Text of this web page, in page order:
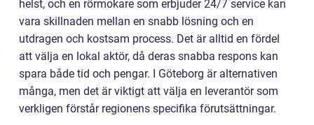
helst, och en rörmokare som erbjuder 24/7 service kan
vara skillnaden mellan en snabb lösning och en
utdragen och kostsam process. Det är alltid en fördel
att välja en lokal aktör, då deras snabba respons kan
spara både tid och pengar. I Göteborg är alternativen
många, men det är viktigt att välja en leverantör som
verkligen förstår regionens specifika förutsättningar.